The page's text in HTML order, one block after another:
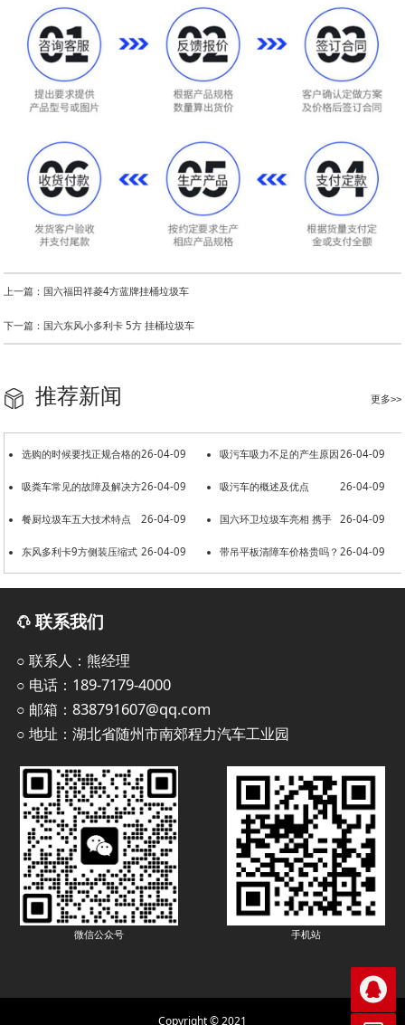
上一篇：国六福田祥菱4方蓝牌挂桶垃圾车
下一篇：国六东风小多利卡 5方 挂桶垃圾车
更多>>
推荐新闻
26-04-09
选购的时候要找正规合格的
洒水车厂家
26-04-09
吸污车吸力不足的产生原因
26-04-09
吸粪车常见的故障及解决方
法
26-04-09
吸污车的概述及优点
26-04-09
餐厨垃圾车五大技术特点 26-04-09
国六环卫垃圾车亮相 携手
共建美好环境
26-04-09
东风多利卡9方侧装压缩式 26-04-09
带吊平板清障车价格贵吗？
联系我们
○ 联系人：熊经理
○ 电话：189-7179-4000
○ 邮箱：838791607@qq.com
○ 地址：湖北省随州市南郊程力汽车工业园
微信公众号 手机站
Copyright © 2021
